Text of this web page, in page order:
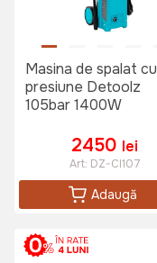
Masina de spalat cu
presiune Detoolz
105bar 1400W
2450 lei
Art: DZ-CI107
Adaugă